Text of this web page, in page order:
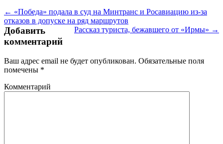
← «Победа» подала в суд на Минтранс и Росавиацию из-за
отказов в допуске на ряд маршрутов
Рассказ туриста, бежавшего от «Ирмы» →
Добавить
комментарий
Ваш адрес email не будет опубликован. Обязательные поля
помечены *
Комментарий